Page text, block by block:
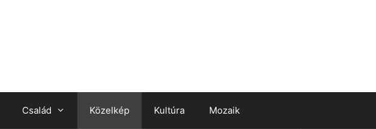
Család Közelkép Kultúra Mozaik